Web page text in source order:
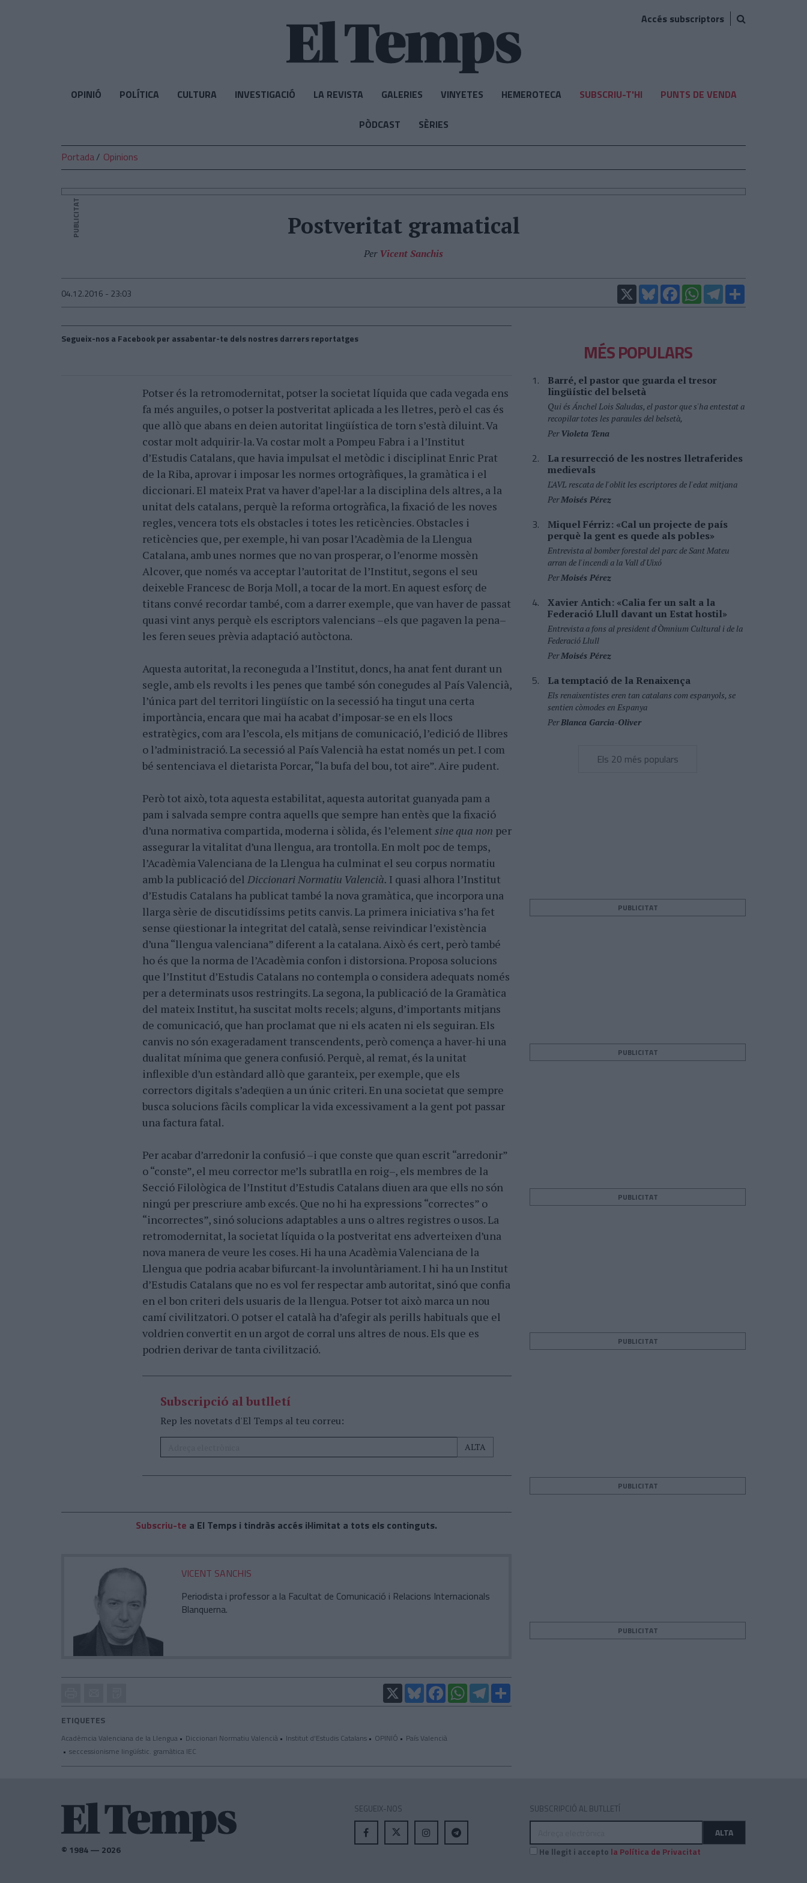
Accés subscriptors
OPINIÓ POLÍTICA CULTURA INVESTIGACIÓ LA REVISTA GALERIES VINYETES HEMEROTECA SUBSCRIU-T'HI PUNTS DE VENDA
PÒDCAST SÈRIES
Portada Opinions
PUBLICITAT Postveritat gramatical
Per Vicent Sanchis
04.12.2016 - 23:03 X BlueskyFacebookWhatsAppTelegram
Segueix-nos a Facebook per assabentar-te dels nostres darrers reportatges
Potser és la retromodernitat, potser la societat líquida que cada vegada ens
fa més anguiles, o potser la postveritat aplicada a les lletres, però el cas és
que allò que abans en deien autoritat lingüística de torn s’està diluint. Va
costar molt adquirir-la. Va costar molt a Pompeu Fabra i a l’Institut
d’Estudis Catalans, que havia impulsat el metòdic i disciplinat Enric Prat
de la Riba, aprovar i imposar les normes ortogràfiques, la gramàtica i el
diccionari. El mateix Prat va haver d’apel·lar a la disciplina dels altres, a la
unitat dels catalans, perquè la reforma ortogràfica, la fixació de les noves
regles, vencera tots els obstacles i totes les reticències. Obstacles i
reticències que, per exemple, hi van posar l’Acadèmia de la Llengua
Catalana, amb unes normes que no van prosperar, o l’enorme mossèn
Alcover, que només va acceptar l’autoritat de l’Institut, segons el seu
deixeble Francesc de Borja Moll, a tocar de la mort. En aquest esforç de
titans convé recordar també, com a darrer exemple, que van haver de passat
quasi vint anys perquè els escriptors valencians –els que pagaven la pena–
les feren seues prèvia adaptació autòctona.
Aquesta autoritat, la reconeguda a l’Institut, doncs, ha anat fent durant un
segle, amb els revolts i les penes que també són conegudes al País Valencià,
l’única part del territori lingüístic on la secessió ha tingut una certa
importància, encara que mai ha acabat d’imposar-se en els llocs
estratègics, com ara l’escola, els mitjans de comunicació, l’edició de llibres
o l’administració. La secessió al País Valencià ha estat només un pet. I com
bé sentenciava el dietarista Porcar, “la bufa del bou, tot aire”. Aire pudent.
Però tot això, tota aquesta estabilitat, aquesta autoritat guanyada pam a
pam i salvada sempre contra aquells que sempre han entès que la fixació
d’una normativa compartida, moderna i sòlida, és l’element sine qua non per
assegurar la vitalitat d’una llengua, ara trontolla. En molt poc de temps,
l’Acadèmia Valenciana de la Llengua ha culminat el seu corpus normatiu
amb la publicació del Diccionari Normatiu Valencià. I quasi alhora l’Institut
d’Estudis Catalans ha publicat també la nova gramàtica, que incorpora una
llarga sèrie de discutidíssims petits canvis. La primera iniciativa s’ha fet
sense qüestionar la integritat del català, sense reivindicar l’existència
d’una “llengua valenciana” diferent a la catalana. Això és cert, però també
ho és que la norma de l’Acadèmia confon i distorsiona. Proposa solucions
que l’Institut d’Estudis Catalans no contempla o considera adequats només
per a determinats usos restringits. La segona, la publicació de la Gramàtica
del mateix Institut, ha suscitat molts recels; alguns, d’importants mitjans
de comunicació, que han proclamat que ni els acaten ni els seguiran. Els
canvis no són exageradament transcendents, però comença a haver-hi una
dualitat mínima que genera confusió. Perquè, al remat, és la unitat
inflexible d’un estàndard allò que garanteix, per exemple, que els
correctors digitals s’adeqüen a un únic criteri. En una societat que sempre
busca solucions fàcils complicar la vida excessivament a la gent pot passar
una factura fatal.
Per acabar d’arredonir la confusió –i que conste que quan escrit “arredonir”
o “conste”, el meu corrector me’ls subratlla en roig–, els membres de la
Secció Filològica de l’Institut d’Estudis Catalans diuen ara que ells no són
ningú per prescriure amb excés. Que no hi ha expressions “correctes” o
“incorrectes”, sinó solucions adaptables a uns o altres registres o usos. La
retromodernitat, la societat líquida o la postveritat ens adverteixen d’una
nova manera de veure les coses. Hi ha una Acadèmia Valenciana de la
Llengua que podria acabar bifurcant-la involuntàriament. I hi ha un Institut
d’Estudis Catalans que no es vol fer respectar amb autoritat, sinó que confia
en el bon criteri dels usuaris de la llengua. Potser tot això marca un nou
camí civilitzatori. O potser el català ha d’afegir als perills habituals que el
voldrien convertit en un argot de corral uns altres de nous. Els que es
podrien derivar de tanta civilització.
Subscripció al butlletí
Rep les novetats d'El Temps al teu correu:
Subscriu-te a El Temps i tindràs accés il·limitat a tots els continguts.
VICENT SANCHIS
Periodista i professor a la Facultat de Comunicació i Relacions Internacionals
Blanquerna.
amic
X BlueskyFacebookWhatsAppTelegram
ETIQUETES
Acadèmcia Valenciana de la Llengua Diccionari Normatiu Valencià Institut d'Estudis Catalans OPINIÓ
País Valencià
seccessionisme lingüístic. gramàtica IEC
MÉS POPULARS
Barré, el pastor que guarda el tresor
lingüístic del belsetà
Qui és Ánchel Lois Saludas, el pastor que s'ha entestat a
recopilar totes les paraules del belsetà,
PerVioleta Tena
La resurrecció de les nostres lletraferides
medievals
L'AVL rescata de l'oblit les escriptores de l'edat mitjana
PerMoisés Pérez
Miquel Férriz: «Cal un projecte de país
perquè la gent es quede als pobles»
Entrevista al bomber forestal del parc de Sant Mateu
arran de l'incendi a la Vall d'Uixó
PerMoisés Pérez
Xavier Antich: «Calia fer un salt a la
Federació Llull davant un Estat hostil»
Entrevista a fons al president d'Òmnium Cultural i de la
Federació Llull
PerMoisés Pérez
La temptació de la Renaixença
Els renaixentistes eren tan catalans com espanyols, se
sentien còmodes en Espanya
PerBlanca Garcia-Oliver
Els 20 més populars
PUBLICITAT
PUBLICITAT
PUBLICITAT
PUBLICITAT
PUBLICITAT
PUBLICITAT
© 1984 — 2026
SEGUEIX-NOS SUBSCRIPCIÓ AL BUTLLETÍ
Adreça
ALTA
He llegit i accepto la Política de Privacitat